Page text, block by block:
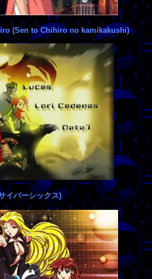
(Sen to Chihiro no kamikakushi)
イバーシックス)